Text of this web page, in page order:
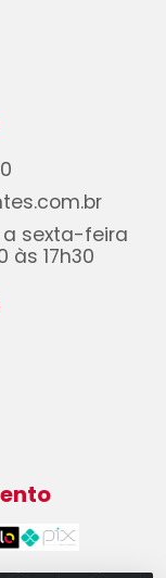
sexta-feira
às 17h30